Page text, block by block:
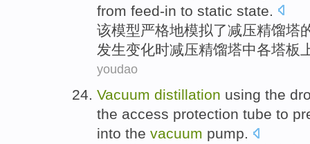
from feed-in to static state.
该模型严格地模拟了减压精馏塔
发生变化时减压精馏塔中各塔板
youdao
Vacuum distillation using the
the access protection tube to
into the vacuum pump.